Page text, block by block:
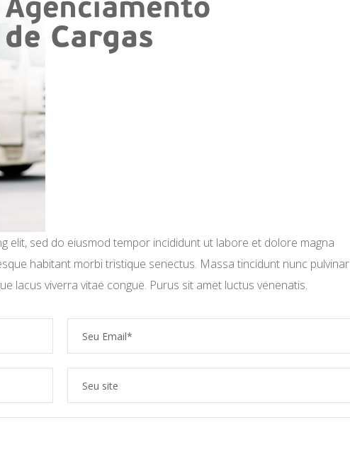
elit, sed do eiusmod tempor incididunt ut labore et dolore magna
habitant morbi tristique senectus. Massa tincidunt nunc pulvinar
lacus viverra vitae congue. Purus sit amet luctus venenatis.